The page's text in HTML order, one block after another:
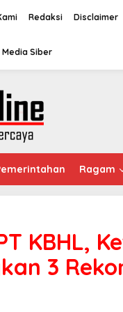
Redaksi Disclaimer
Media Siber
Ragam
KBHL,
3